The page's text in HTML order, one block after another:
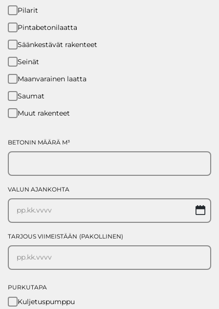
Pilarit
Pintabetonilaatta
Säänkestävät rakenteet
Seinät
Maanvarainen laatta
Saumat
Muut rakenteet
BETONIN MÄÄRÄ M³
VALUN AJANKOHTA
TARJOUS VIIMEISTÄÄN (PAKOLLINEN)
PURKUTAPA
Kuljetuspumppu